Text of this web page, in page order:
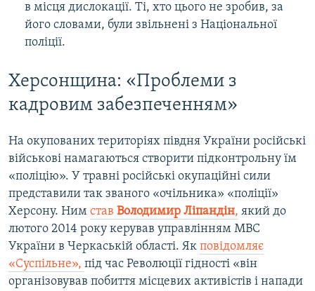
в місця дислокації. Ті, хто цього не зробив, за
його словами, були звільнені з Національної
поліції.
Херсонщина: «Проблеми з
кадровим забезпеченням»
На окупованих територіях півдня України російські
військові намагаються створити підконтрольну їм
«поліцію». У травні російські окупаційні сили
представили так званого «очільника» «поліції»
Херсону. Ним став Володимир Ліпандін, який до
лютого 2014 року керував управлінням МВС
України в Черкаській області. Як повідомляє
«Суспільне», під час Революції гідності «він
організовував побиття місцевих активістів і напади